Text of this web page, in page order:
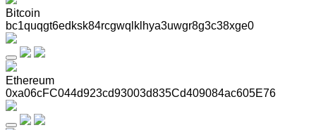
Bitcoin
bc1quqgt6edksk84rcgwqlklhya3uwgr8g3c38xge0
Ethereum
0xa06cFC044d923cd93003d835Cd409084ac605E76